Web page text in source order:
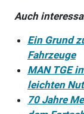
Auch
Ein Grund
Fahrzeuge
MAN TGE
leichten
70 Jahre